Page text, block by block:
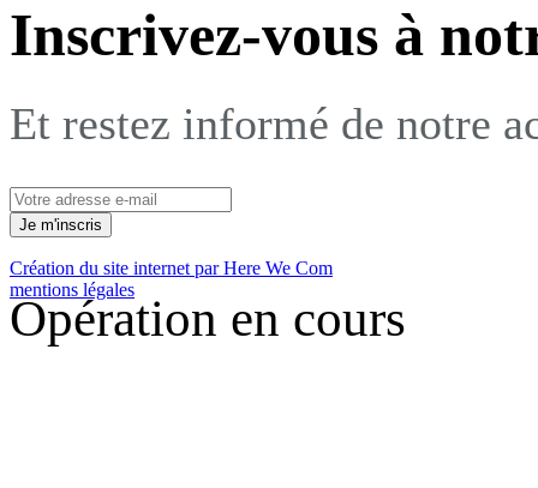
Inscrivez-vous à
Et restez informé de notre
Création du site internet par Here We Com
mentions légales
Opération en cours